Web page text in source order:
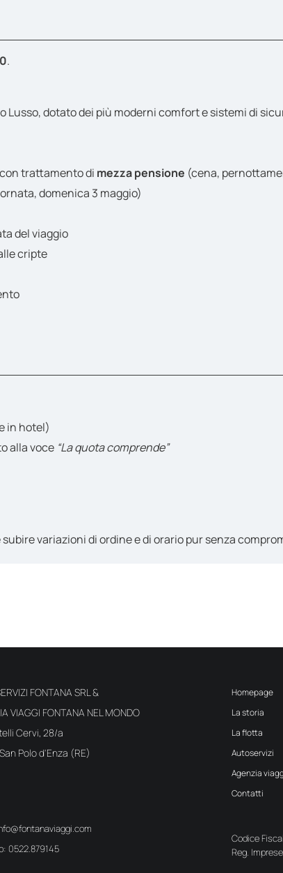
.
dotato dei più moderni comfort e sistemi di
trattamento di mezza pensione (cena,
domenica 3 maggio)
del viaggio
cripte
in hotel)
alla voce “La quota comprende”
variazioni di ordine e di orario pur senza
FONTANA SRL &
VIAGGI FONTANA NEL MONDO
Cervi, 28/a
Polo d'Enza (RE)
0522.879145
Homepage
La storia
La flotta
Autoservizi
Agenzia
Contatti
Codice
Reg.